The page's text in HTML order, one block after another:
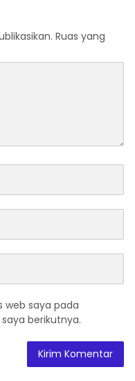
Ruas yang
web saya pada
berikutnya.